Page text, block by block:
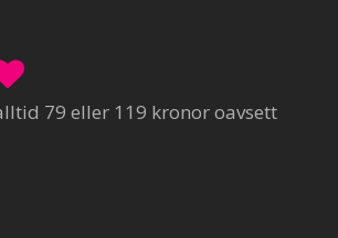
79 eller 119 kronor oavsett